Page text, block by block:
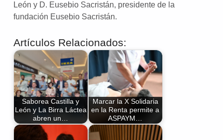
León y D. Eusebio Sacristán, presidente de la
fundación Eusebio Sacristán.
Artículos Relacionados:
Saborea Castilla y
León y La Birra Láctea
abren un…
Marcar la X Solidaria
en la Renta permite a
ASPAYM…